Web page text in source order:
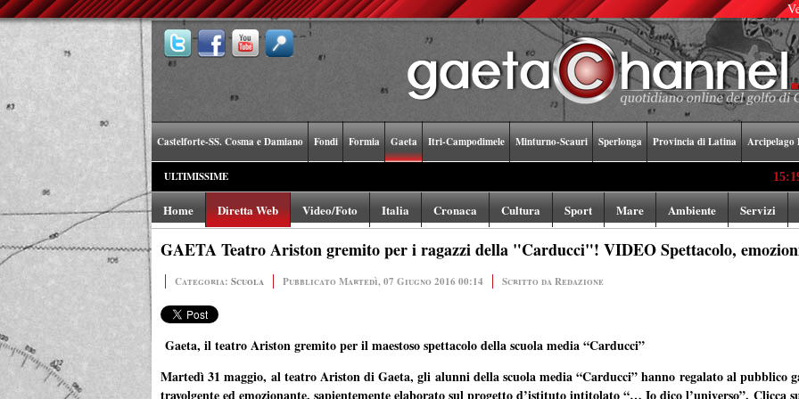
Castelforte-SS. Cosma e Damiano Fondi Formia Gaeta Itri-Campodimele Minturno-Scauri Sperlonga Provincia di Latina Arcipelago
ULTIMISSIME La
Home Diretta Web Video/Foto Italia Cronaca Cultura Sport Mare Ambiente Servizi
GAETA Teatro Ariston gremito per i ragazzi della "Carducci"! VIDEO Spettacolo,
Categoria: Scuola Pubblicato Martedì, 07 Giugno 2016 00:14 Scritto da Redazione
Gaeta, il teatro Ariston gremito per il maestoso spettacolo della scuola media “Carducci”
Martedì 31 maggio, al teatro Ariston di Gaeta, gli alunni della scuola media “Carducci” hanno regalato al pubblico
travolgente ed emozionante, sapientemente elaborato sul progetto d’istituto intitolato “… Io dico l’universo”. Clicca